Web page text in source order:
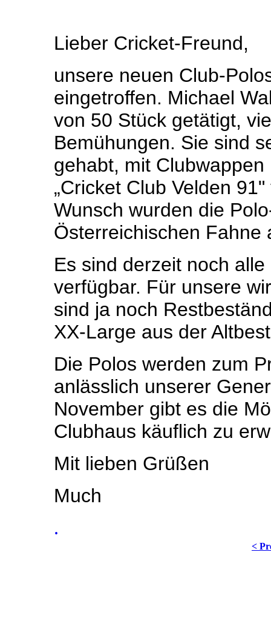
Lieber Cricket-Freund,
unsere neuen Club-
eingetroffen. Michael
von 50 Stück getätigt,
Bemühungen. Sie sind
gehabt, mit
„Cricket Club Velden
Wunsch wurden die
Österreichischen Fahne
Es sind derzeit noch
verfügbar. Für unsere
sind ja noch
XX-Large aus der
Die Polos werden zum
anlässlich unserer
November gibt es die
Clubhaus käuflich zu
Mit lieben Grüßen
Much
.
<